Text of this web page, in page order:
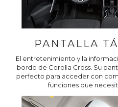
PANTALLA
El entretenimiento y la
bordo de Corolla Cross. Su
perfecto para acceder con
funciones que